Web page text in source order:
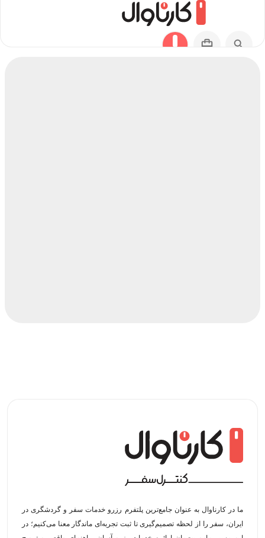
ما در کارناوال به عنوان جامع‌ترین پلتفرم رزرو خدمات سفر و گردشگری در
ایران، سفر را از لحظه‌ تصمیم‌گیری تا ثبت تجربه‌ای ماندگار معنا می‌کنیم؛ در